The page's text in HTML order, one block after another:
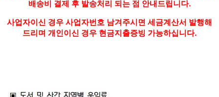
배송비 결제 후 발송처리 되는 점 안내드립니다.
사업자이신 경우 사업자번호 남겨주시면 세금계산서 발행해
드리며 개인이신 경우 현금지출증빙 가능하십니다.